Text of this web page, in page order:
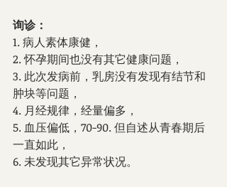
询诊：
1. 病人素体康健，
2. 怀孕期间也没有其它健康问题，
3. 此次发病前，乳房没有发现有结节和
肿块等问题，
4. 月经规律，经量偏多，
5. 血压偏低，70-90. 但自述从青春期后
一直如此，
6. 未发现其它异常状况。